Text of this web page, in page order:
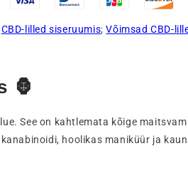
CBD-lilled siseruumis;Võimsad CBD-
🦍
See on kahtlemata kõige
hoolikas maniküür ja